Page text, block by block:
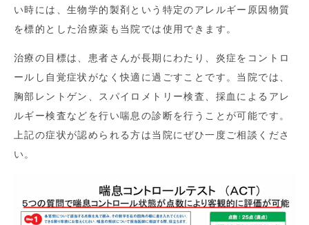
い時には、生物学的製剤という特定のアレルギー原因物質
を標的とした治療薬も当院では使用できます。
治療の目標は、患者さんが長期にわたり、炎症をコントロ
ールし自覚症状がなく快適に過ごすことです。当院では、
胸部レントゲン、スパイロメトリー検査、採血によるアレ
ルギー検査などを行い喘息の診断を行うことが可能です。
上記の症状が認められる方は当院にぜひ一度ご相談くださ
い。